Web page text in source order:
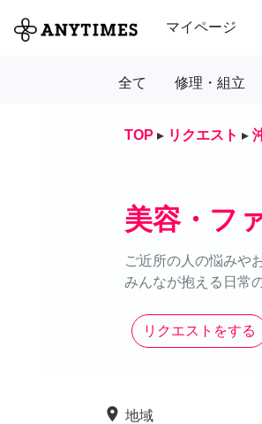
マイページ
全て 修理・組立
TOP ▸ リクエスト ▸
美容・フ
ご近所の人の悩みや
みんなが抱える日常
リクエストをする
place 地域